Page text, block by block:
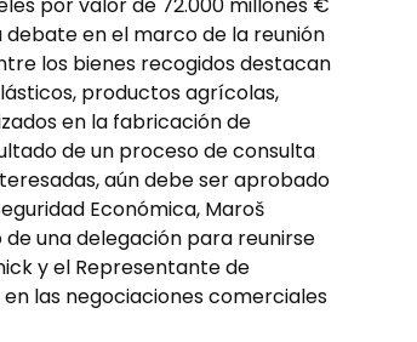
por valor de 72.000 millones €
en el marco de la reunión
los bienes recogidos destacan
productos agrícolas,
en la fabricación de
de un proceso de consulta
aún debe ser aprobado
Económica, Maroš
una delegación para reunirse
y el Representante de
las negociaciones comerciales